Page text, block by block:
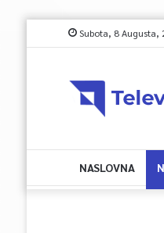
Subota, 8 Augusta,
NASLOVNA